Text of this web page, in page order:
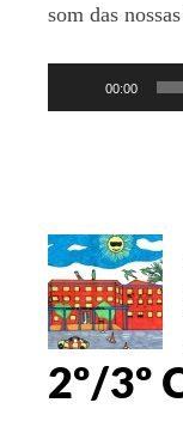
som das
Reprodutor
de
00:00
2º/3º